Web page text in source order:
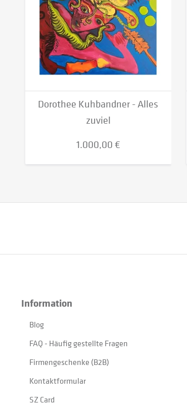
Dorothee Kuhbandner - Alles
zuviel
1.000,00 €
Information
Blog
FAQ - Häufig gestellte Fragen
Firmengeschenke (B2B)
Kontaktformular
SZ Card